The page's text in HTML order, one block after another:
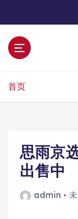
首页
思雨京
出售中
admin